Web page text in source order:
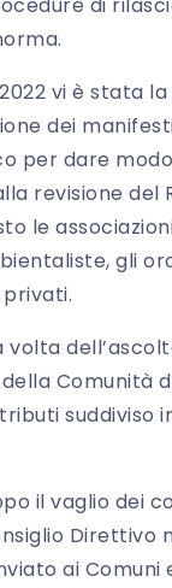
di
vi è stata
dei
per dare
revisione del
le
gli
volta
Comunità
suddiviso
il vaglio dei
Direttivo
ai Comuni